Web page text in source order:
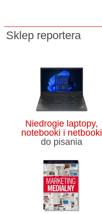
Sklep reportera
Niedrogie laptopy,
notebooki i netbooki
do pisania